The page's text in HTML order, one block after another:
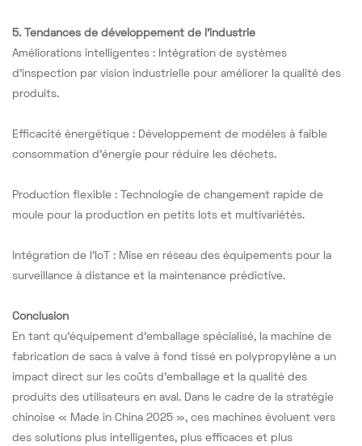
5. Tendances de développement de l'industrie
Améliorations intelligentes : Intégration de systèmes
d'inspection par vision industrielle pour améliorer la qualité des
produits.
Efficacité énergétique : Développement de modèles à faible
consommation d'énergie pour réduire les déchets.
Production flexible : Technologie de changement rapide de
moule pour la production en petits lots et multivariétés.
Intégration de l'IoT : Mise en réseau des équipements pour la
surveillance à distance et la maintenance prédictive.
Conclusion
En tant qu'équipement d'emballage spécialisé, la machine de
fabrication de sacs à valve à fond tissé en polypropylène a un
impact direct sur les coûts d'emballage et la qualité des
produits des utilisateurs en aval. Dans le cadre de la stratégie
chinoise « Made in China 2025 », ces machines évoluent vers
des solutions plus intelligentes, plus efficaces et plus